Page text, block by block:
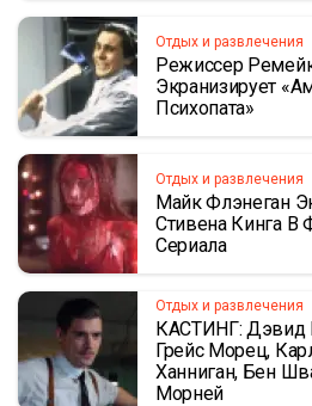
Отдых и развлечения
Режиссер
Экранизирует
Психопата»
Отдых и развлечения
Майк Флэнеган
Стивена Кинга В
Сериала
Отдых и развлечения
КАСТИНГ: Дэвид
Грейс Морец,
Ханниган, Бен
Морней